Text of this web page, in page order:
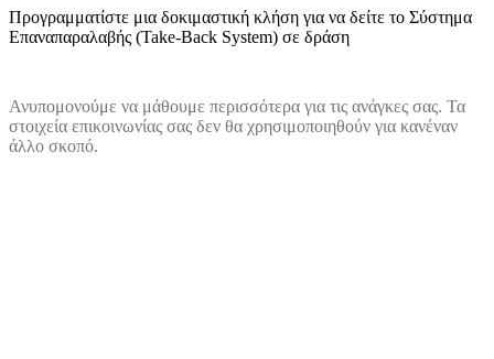
Προγραμματίστε μια δοκιμαστική κλήση για να δείτε το Σύστημα
Επαναπαραλαβής (Take-Back System) σε δράση
Ανυπομονούμε να μάθουμε περισσότερα για τις ανάγκες σας. Τα
στοιχεία επικοινωνίας σας δεν θα χρησιμοποιηθούν για κανέναν
άλλο σκοπό.